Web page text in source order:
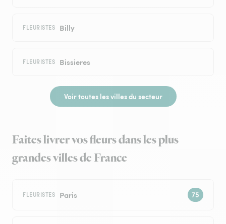
FLEURISTES Billy
FLEURISTES Bissieres
Voir toutes les villes du secteur
Faites livrer vos fleurs dans les plus
grandes villes de France
FLEURISTES Paris